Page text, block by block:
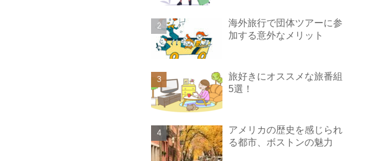
海外旅行で団体ツアーに参
加する意外なメリット
旅好きにオススメな旅番組
5選！
アメリカの歴史を感じられ
る都市、ボストンの魅力